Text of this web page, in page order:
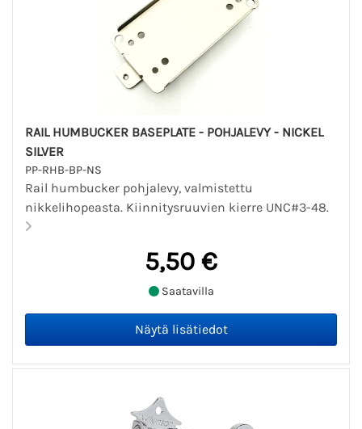
RAIL HUMBUCKER BASEPLATE - POHJALEVY - NICKEL
SILVER
PP-RHB-BP-NS
Rail humbucker pohjalevy, valmistettu
nikkelihopeasta. Kiinnitysruuvien kierre UNC#3-48.
5,50 €
Saatavilla